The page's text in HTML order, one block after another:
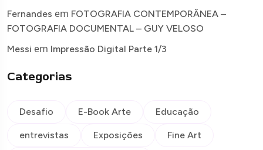
Fernandes em FOTOGRAFIA CONTEMPORÂNEA –
FOTOGRAFIA DOCUMENTAL – GUY VELOSO
Messi em Impressão Digital Parte 1/3
Categorias
Desafio E-Book Arte Educação
entrevistas Exposições Fine Art